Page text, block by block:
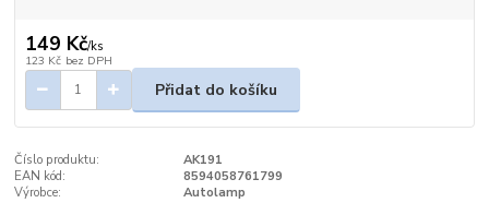
149 Kč/ks
123 Kč bez DPH
Přidat do košíku
Číslo produktu:
AK191
EAN kód:
8594058761799
Výrobce:
Autolamp